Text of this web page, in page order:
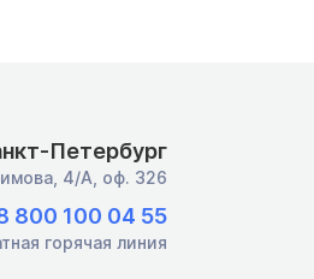
Петербург
4/А, оф. 326
800 100 04 55
горячая линия